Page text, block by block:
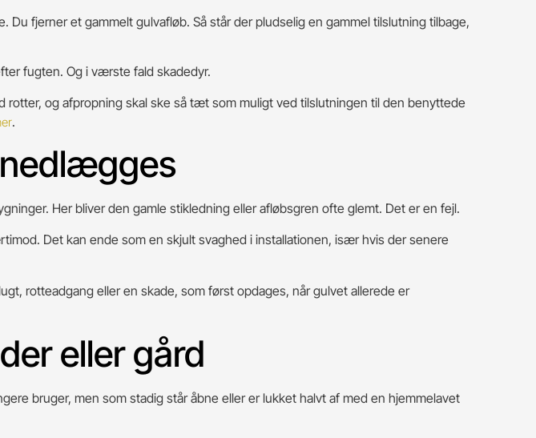
fjerner et gammelt gulvafløb. Så står der pludselig en gammel tilslutning tilbage,
fugten. Og i værste fald skadedyr.
og afpropning skal ske så tæt som muligt ved tilslutningen til den benyttede
.
Her bliver den gamle stikledning eller afløbsgren ofte glemt. Det er en fejl.
Det kan ende som en skjult svaghed i installationen, især hvis der senere
rotteadgang eller en skade, som først opdages, når gulvet allerede er
eller gård
bruger, men som stadig står åbne eller er lukket halvt af med en hjemmelavet